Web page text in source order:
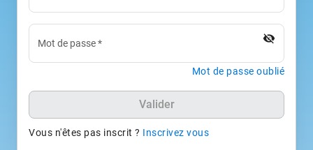
Mot de passe* visibility_off
Mot de passe oublié
Valider
Vous n'êtes pas inscrit ? Inscrivez vous